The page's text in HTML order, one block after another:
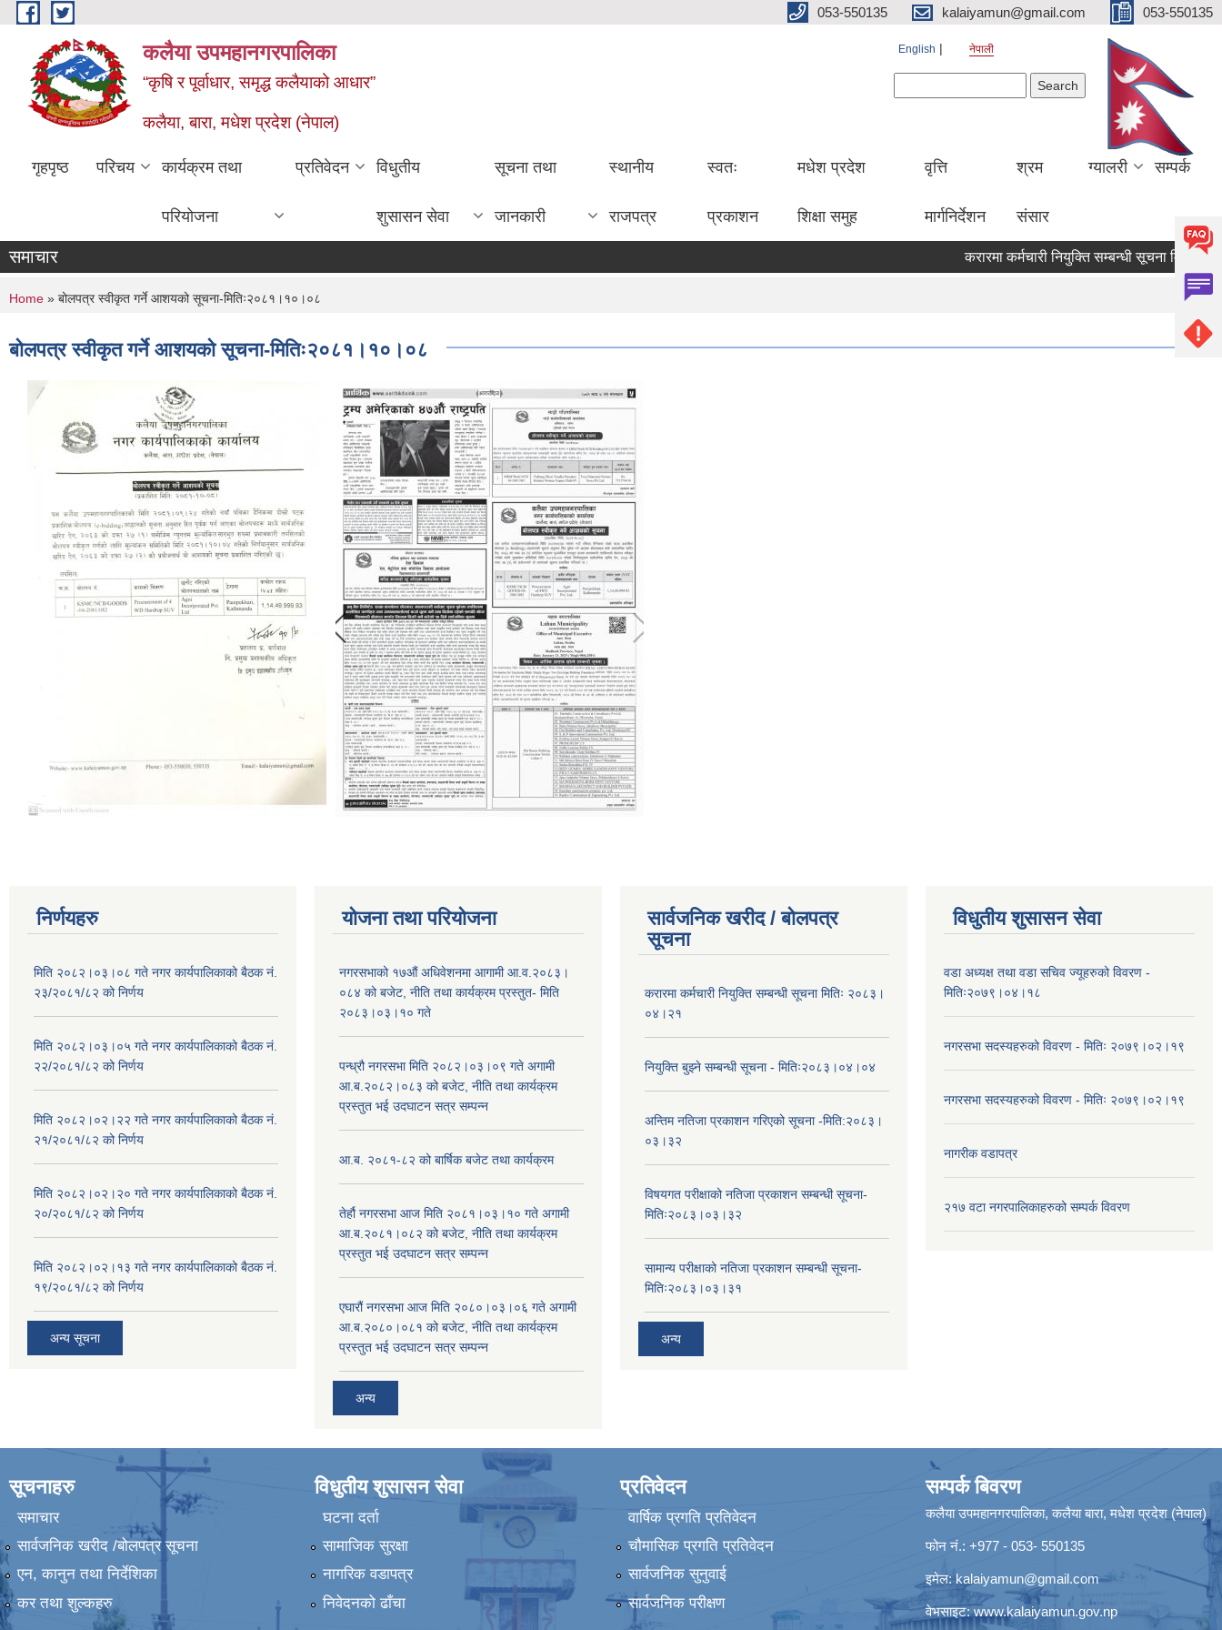
Skip to main content 053-550135 kalaiyamun@gmail.com 053-550135
कलैया उपमहानगरपालिका
“कृषि र पूर्वाधार, समृद्ध कलैयाको आधार”
कलैया, बारा, मधेश प्रदेश (नेपाल)
English नेपाली
गृहपृष्ठ परिचय कार्यक्रम तथा
परियोजना
प्रतिवेदन विधुतीय
शुसासन सेवा
सूचना तथा
जानकारी
स्थानीय
राजपत्र
स्वतः
प्रकाशन
मधेश प्रदेश
शिक्षा समुह
वृत्ति
मार्गनिर्देशन
श्रम
संसार
ग्यालरी सम्पर्क
समाचार करारमा कर्मचारी नियुक्ति सम्बन्धी सूचना मितिः
You are here
Home » बोलपत्र स्वीकृत गर्ने आशयको सूचना-मितिः२०८१।१०।०८
बोलपत्र स्वीकृत गर्ने आशयको सूचना-मितिः२०८१।१०।०८
निर्णयहरु
मिति २०८२।०३।०८ गते नगर कार्यपालिकाको बैठक नं.
२३/२०८१/८२ को निर्णय
मिति २०८२।०३।०५ गते नगर कार्यपालिकाको बैठक नं.
२२/२०८१/८२ को निर्णय
मिति २०८२।०२।२२ गते नगर कार्यपालिकाको बैठक नं.
२१/२०८१/८२ को निर्णय
मिति २०८२।०२।२० गते नगर कार्यपालिकाको बैठक नं.
२०/२०८१/८२ को निर्णय
मिति २०८२।०२।१३ गते नगर कार्यपालिकाको बैठक नं.
१९/२०८१/८२ को निर्णय
अन्य सूचना
योजना तथा परियोजना
नगरसभाको १७औं अधिवेशनमा आगामी आ.व.२०८३।
०८४ को बजेट, नीति तथा कार्यक्रम प्रस्तुत- मिति
२०८३।०३।१० गते
पन्ध्रौ नगरसभा मिति २०८२।०३।०९ गते अगामी
आ.ब.२०८२।०८३ को बजेट, नीति तथा कार्यक्रम
प्रस्तुत भई उदघाटन सत्र सम्पन्न
आ.ब. २०८१-८२ को बार्षिक बजेट तथा कार्यक्रम
तेर्हौ नगरसभा आज मिति २०८१।०३।१० गते अगामी
आ.ब.२०८१।०८२ को बजेट, नीति तथा कार्यक्रम
प्रस्तुत भई उदघाटन सत्र सम्पन्न
एघारौं नगरसभा आज मिति २०८०।०३।०६ गते अगामी
आ.ब.२०८०।०८१ को बजेट, नीति तथा कार्यक्रम
प्रस्तुत भई उदघाटन सत्र सम्पन्न
अन्य
सार्वजनिक खरीद / बोलपत्र
सूचना
करारमा कर्मचारी नियुक्ति सम्बन्धी सूचना मितिः २०८३।
०४।२१
नियुक्ति बुझ्ने सम्बन्धी सूचना - मितिः२०८३।०४।०४
अन्तिम नतिजा प्रकाशन गरिएको सूचना -मिति:२०८३।
०३।३२
विषयगत परीक्षाको नतिजा प्रकाशन सम्बन्धी सूचना-
मितिः२०८३।०३।३२
सामान्य परीक्षाको नतिजा प्रकाशन सम्बन्धी सूचना-
मितिः२०८३।०३।३१
अन्य
विधुतीय शुसासन सेवा
वडा अध्यक्ष तथा वडा सचिव ज्यूहरुको विवरण -
मितिः२०७९।०४।१८
नगरसभा सदस्यहरुको विवरण - मितिः २०७९।०२।१९
नगरसभा सदस्यहरुको विवरण - मितिः २०७९।०२।१९
नागरीक वडापत्र
२१७ वटा नगरपालिकाहरुको सम्पर्क विवरण
सूचनाहरु
समाचार
सार्वजनिक खरीद /बोलपत्र सूचना
एन, कानुन तथा निर्देशिका
कर तथा शुल्कहरु
विधुतीय शुसासन सेवा
घटना दर्ता
सामाजिक सुरक्षा
नागरिक वडापत्र
निवेदनको ढाँचा
प्रतिवेदन
वार्षिक प्रगति प्रतिवेदन
चौमासिक प्रगति प्रतिवेदन
सार्वजनिक सुनुवाई
सार्वजनिक परीक्षण
सम्पर्क बिवरण
कलैया उपमहानगरपालिका, कलैया बारा, मधेश प्रदेश (नेपाल)
फोन नं.: +977 - 053- 550135
इमेल: kalaiyamun@gmail.com
वेभसाइट:www.kalaiyamun.gov.np